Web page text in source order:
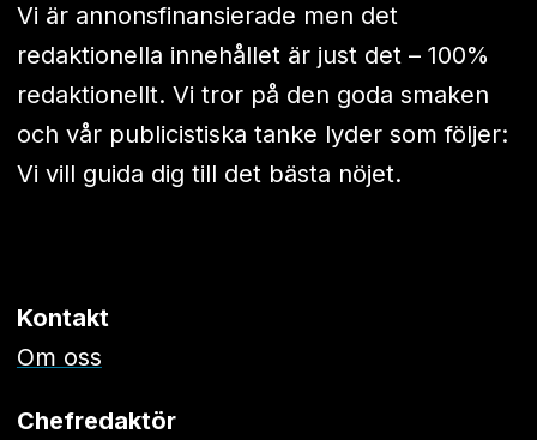
Vi är annonsfinansierade men det
redaktionella innehållet är just det – 100%
redaktionellt. Vi tror på den goda smaken
och vår publicistiska tanke lyder som följer:
Vi vill guida dig till det bästa nöjet.
Kontakt
Om oss
Chefredaktör